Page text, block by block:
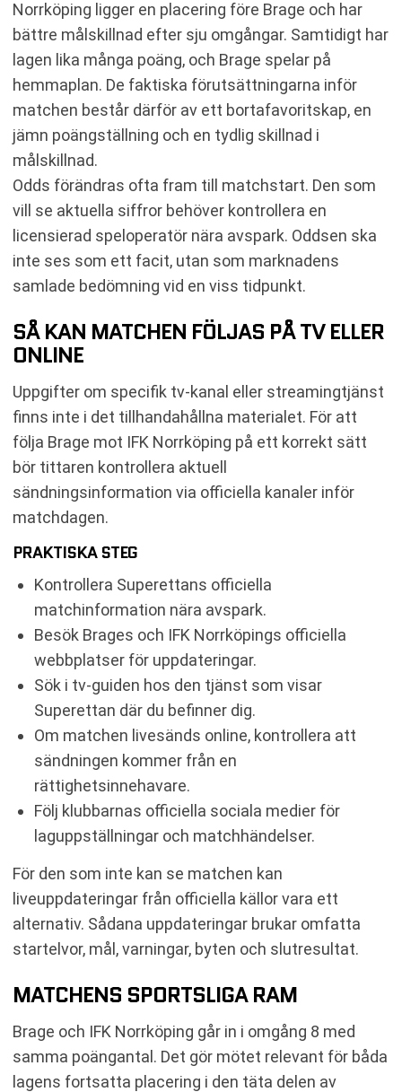
Norrköping ligger en placering före Brage och har
bättre målskillnad efter sju omgångar. Samtidigt har
lagen lika många poäng, och Brage spelar på
hemmaplan. De faktiska förutsättningarna inför
matchen består därför av ett bortafavoritskap, en
jämn poängställning och en tydlig skillnad i
målskillnad.
Odds förändras ofta fram till matchstart. Den som
vill se aktuella siffror behöver kontrollera en
licensierad speloperatör nära avspark. Oddsen ska
inte ses som ett facit, utan som marknadens
samlade bedömning vid en viss tidpunkt.
SÅ KAN MATCHEN FÖLJAS PÅ TV ELLER
ONLINE
Uppgifter om specifik tv-kanal eller streamingtjänst
finns inte i det tillhandahållna materialet. För att
följa Brage mot IFK Norrköping på ett korrekt sätt
bör tittaren kontrollera aktuell
sändningsinformation via officiella kanaler inför
matchdagen.
PRAKTISKA STEG
Kontrollera Superettans officiella
matchinformation nära avspark.
Besök Brages och IFK Norrköpings officiella
webbplatser för uppdateringar.
Sök i tv-guiden hos den tjänst som visar
Superettan där du befinner dig.
Om matchen livesänds online, kontrollera att
sändningen kommer från en
rättighetsinnehavare.
Följ klubbarnas officiella sociala medier för
laguppställningar och matchhändelser.
För den som inte kan se matchen kan
liveuppdateringar från officiella källor vara ett
alternativ. Sådana uppdateringar brukar omfatta
startelvor, mål, varningar, byten och slutresultat.
MATCHENS SPORTSLIGA RAM
Brage och IFK Norrköping går in i omgång 8 med
samma poängantal. Det gör mötet relevant för båda
lagens fortsatta placering i den täta delen av